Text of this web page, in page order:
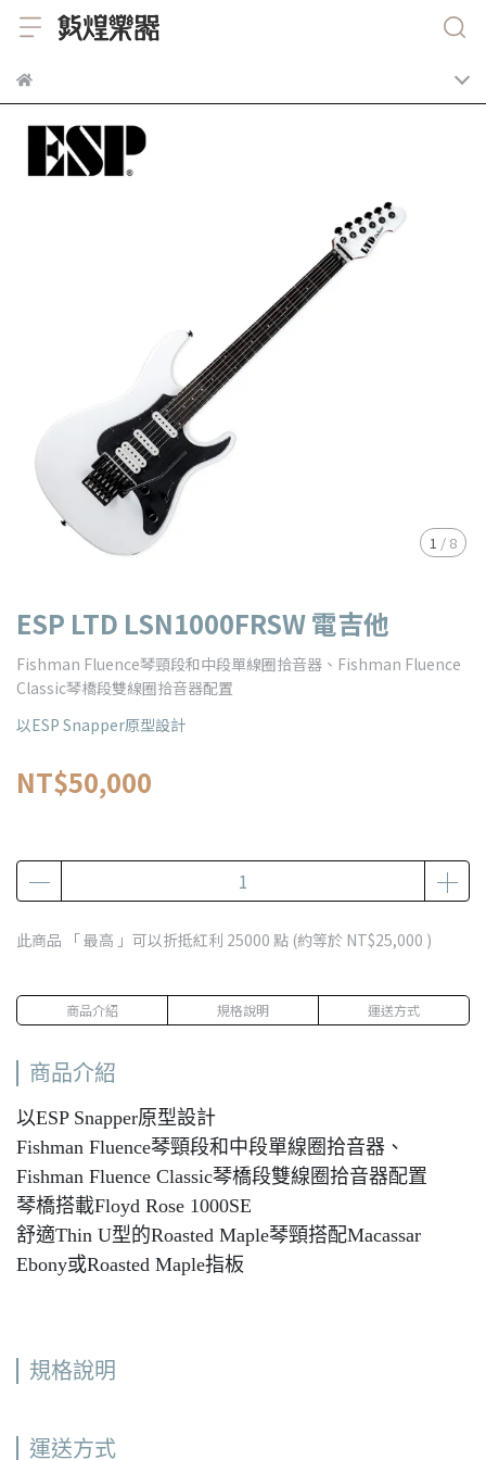
1 / 8
ESP LTD LSN1000FRSW 電吉他
Fishman Fluence琴頸段和中段單線圈拾音器、Fishman Fluence
Classic琴橋段雙線圈拾音器配置
以ESP Snapper原型設計
NT$50,000
此商品 「 最高 」可以折抵紅利 25000 點 (約等於 NT$25,000 )
商品介紹 規格說明 運送方式
商品介紹
以ESP Snapper原型設計
Fishman Fluence琴頸段和中段單線圈拾音器、
Fishman Fluence Classic琴橋段雙線圈拾音器配置
琴橋搭載Floyd Rose 1000SE
舒適Thin U型的Roasted Maple琴頸搭配Macassar
Ebony或Roasted Maple指板
規格說明
運送方式